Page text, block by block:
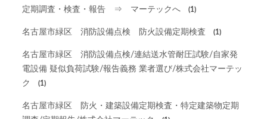
定期調査・検査・報告 ⇒ マーテックへ
(1)
名古屋市緑区 消防設備点検 防火設備定期検査 (1)
名古屋市緑区 消防設備点検/連結送水管耐圧試験/自家発
電設備 疑似負荷試験/報告義務 業者選び/株式会社マーテッ
ク
(1)
名古屋市緑区 防火・建築設備定期検査・特定建築物定期